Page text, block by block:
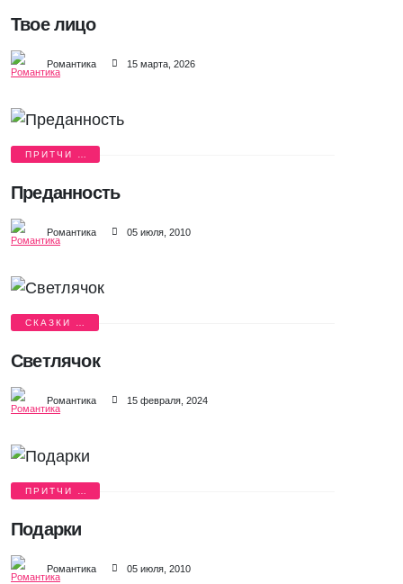
Твое лицо
Романтика 15 марта, 2026
ПРИТЧИ О
Преданность
Романтика 05 июля, 2010
СКАЗКИ О
Светлячок
Романтика 15 февраля, 2024
ПРИТЧИ О
Подарки
Романтика 05 июля, 2010